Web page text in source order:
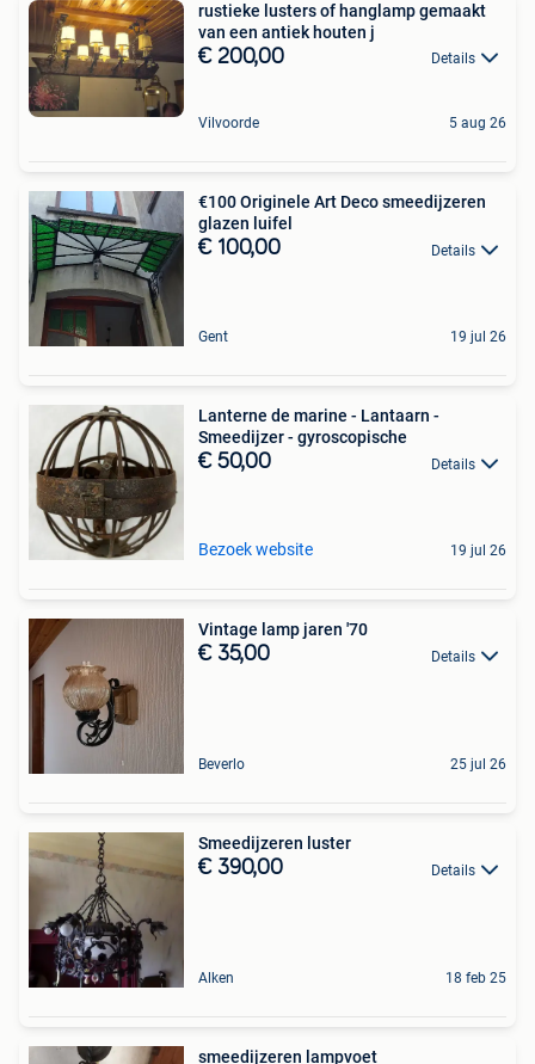
rustieke lusters of hanglamp gemaakt
van een antiek houten j
€ 200,00 Details
Vilvoorde 5 aug 26
€100 Originele Art Deco smeedijzeren
glazen luifel
€ 100,00 Details
Gent 19 jul 26
Lanterne de marine - Lantaarn -
Smeedijzer - gyroscopische
€ 50,00 Details
Bezoek website 19 jul 26
Vintage lamp jaren '70
€ 35,00 Details
Beverlo 25 jul 26
Smeedijzeren luster
€ 390,00 Details
Alken 18 feb 25
smeedijzeren lampvoet